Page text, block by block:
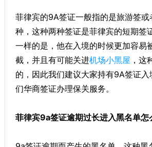
菲律宾的9A签证一般指的是旅游签
种，这种两种签证是菲律宾的短期签
一样的是，他在入境的时候更加容易
截，并且有可能关进机场小黑屋 ，这
的，因此我们建议大家持有9A签证
们华商签证办理保关服务。
菲律宾9a签证逾期过长进入黑名单怎